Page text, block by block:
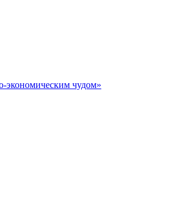
экономическим чудом»